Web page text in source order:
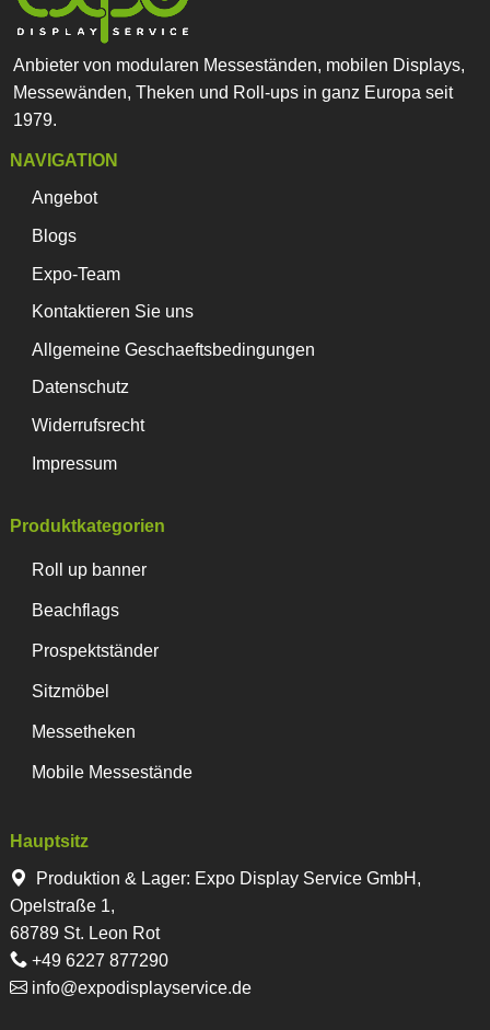
Anbieter von modularen Messeständen, mobilen Displays,
Messewänden, Theken und Roll-ups in ganz Europa seit
1979.
NAVIGATION
Angebot
Blogs
Expo-Team
Kontaktieren Sie uns
Allgemeine Geschaeftsbedingungen
Datenschutz
Widerrufsrecht
Impressum
Produktkategorien
Roll up banner
Beachflags
Prospektständer
Sitzmöbel
Messetheken
Mobile Messestände
Hauptsitz
Produktion & Lager: Expo Display Service GmbH,
Opelstraße 1,
68789 St. Leon Rot
+49 6227 877290
info@expodisplayservice.de